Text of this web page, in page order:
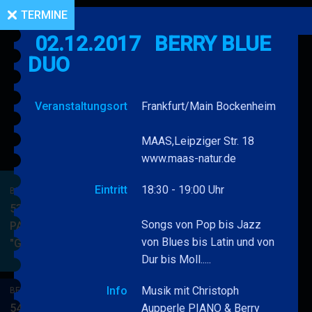
BERRY BLUE & BAND
53. JAZZ Matinee in den
PARKSIDE STUDIOS
"Gypsy Jazz"
BAND
BERRY BLUE & BAND
54. JAZZ Matinee in den
TERMINE
02.12.2017
BERRY BLUE
DUO
Veranstaltungsort Frankfurt/Main Bockenheim
MAAS,Leipziger Str. 18
www.maas-natur.de
Eintritt 18:30 - 19:00 Uhr
Songs von Pop bis Jazz
von Blues bis Latin und von
Dur bis Moll.....
Info
Musik mit Christoph
Aupperle PIANO & Berry